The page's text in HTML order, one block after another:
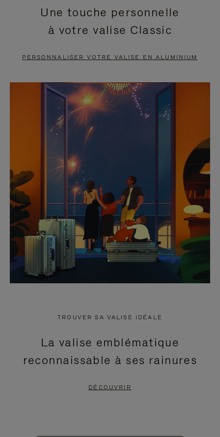
EN
PAUSE,
APPUYEZ
POUR
METTRE
PAUSE
VIDÉO
EST
DÉSACTIVÉ.
CLIQUER
POUR
RÉACTIVER
LE
SON
Une touche personnelle
à votre valise Classic
PERSONNALISER VOTRE VALISE EN ALUMINIUM
TROUVER SA VALISE IDÉALE
La valise emblématique
reconnaissable à ses rainures
DÉCOUVRIR